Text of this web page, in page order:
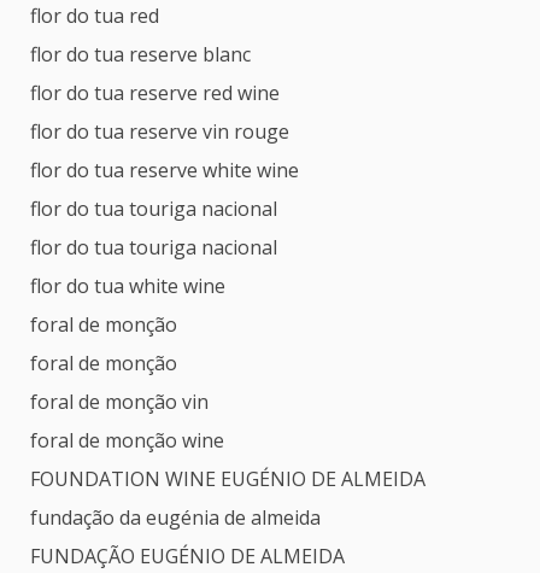
flor do tua red
flor do tua reserve blanc
flor do tua reserve red wine
flor do tua reserve vin rouge
flor do tua reserve white wine
flor do tua touriga nacional
flor do tua touriga nacional
flor do tua white wine
foral de monção
foral de monção
foral de monção vin
foral de monção wine
FOUNDATION WINE EUGÉNIO DE ALMEIDA
fundação da eugénia de almeida
FUNDAÇÃO EUGÉNIO DE ALMEIDA